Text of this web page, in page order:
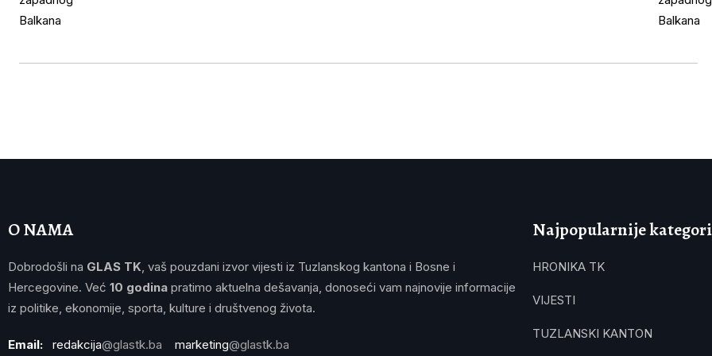
O NAMA
Dobrodošli na GLAS TK, vaš pouzdani izvor vijesti iz Tuzlanskog kantona i Bosne i
Hercegovine. Već 10 godina pratimo aktuelna dešavanja, donoseći vam najnovije informacije
iz politike, ekonomije, sporta, kulture i društvenog života.
Email: redakcija@glastk.ba marketing@glastk.ba
Najpopularnije
HRONIKA TK
VIJESTI
TUZLANSKI KANTON